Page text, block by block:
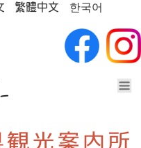
繁體中文 한국어